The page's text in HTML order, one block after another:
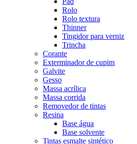
Rolo
Rolo textura
Thinner
Tingidor para verniz
Trincha
Corante
Exterminador de cupim
Galvite
Gesso
Massa acrílica
Massa corrida
Removedor de tintas
Resina
Base água
Base solvente
Tintas esmalte sintético